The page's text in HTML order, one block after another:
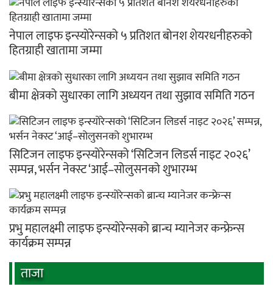
नेपाल लाइफ इन्स्योरेन्सको ५ प्रतिशत बोनश शेयरधनीहरुको
हितग्राही खातामा जम्मा
बीमा क्षेत्रको सुधारका लागि अध्ययन तथा सुझाव समिति गठन
सिटिजन लाइफ इन्स्योरेन्सको ‘सिटिजन लिडर्स नाइट २०२६’
सम्पन्न, भर्सन नेक्स्ट ‘आई–सोलुसनको शुभारम्भ
प्रभु महालक्ष्मी लाइफ इन्स्योरेन्सको ब्रान्च म्यानेजर कन्फ्रेन्स
कार्यक्रम सम्पन्न
ताजा